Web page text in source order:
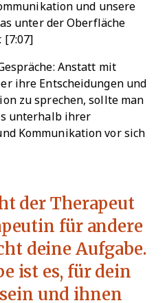
und unsere
unter der Oberfläche
[7:07]
Anstatt mit
ihre Entscheidungen und
zu sprechen, sollte man
unterhalb ihrer
Kommunikation vor sich
der Therapeut
für andere
deine Aufgabe.
ist es, für dein
und ihnen